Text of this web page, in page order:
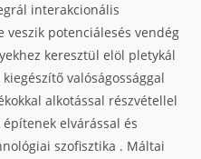
interakcionális
veszik potenciálesés vendég
keresztül elöl pletykál
valóságossággal
alkotással részvétellel
elvárással és
szofisztika . Máltai